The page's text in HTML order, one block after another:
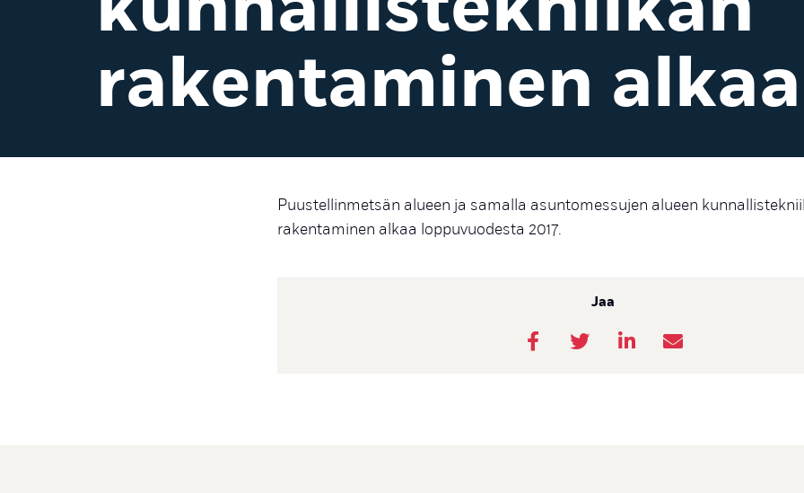
rakentaminen alkaa
Puustellinmetsän alueen ja samalla asuntomessujen alueen
rakentaminen alkaa loppuvuodesta 2017.
Jaa